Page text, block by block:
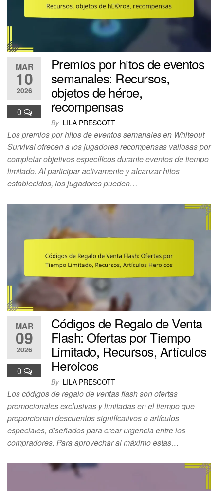
MAR
10
2026
0
Premios por hitos de eventos
semanales: Recursos,
objetos de héroe,
recompensas
By LILA PRESCOTT
Los premios por hitos de eventos semanales en Whiteout
Survival ofrecen a los jugadores recompensas valiosas por
completar objetivos específicos durante eventos de tiempo
limitado. Al participar activamente y alcanzar hitos
establecidos, los jugadores pueden…
MAR
09
2026
0
Códigos de Regalo de Venta
Flash: Ofertas por Tiempo
Limitado, Recursos, Artículos
Heroicos
By LILA PRESCOTT
Los códigos de regalo de ventas flash son ofertas
promocionales exclusivas y limitadas en el tiempo que
proporcionan descuentos significativos o artículos
especiales, diseñados para crear urgencia entre los
compradores. Para aprovechar al máximo estas…